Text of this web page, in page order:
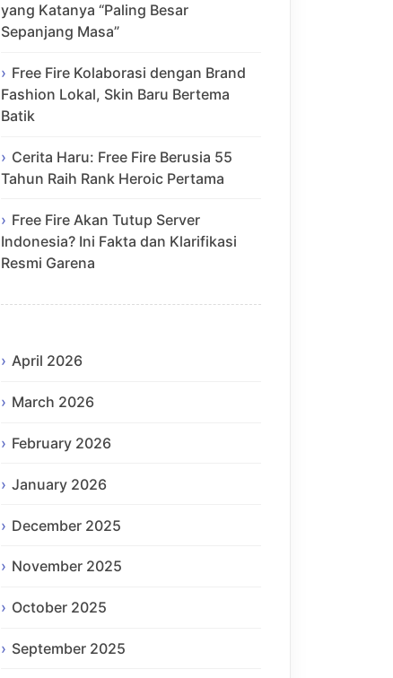
yang Katanya “Paling Besar
Sepanjang Masa”
Free Fire Kolaborasi dengan Brand
Fashion Lokal, Skin Baru Bertema
Batik
Cerita Haru: Free Fire Berusia 55
Tahun Raih Rank Heroic Pertama
Free Fire Akan Tutup Server
Indonesia? Ini Fakta dan Klarifikasi
Resmi Garena
April 2026
March 2026
February 2026
January 2026
December 2025
November 2025
October 2025
September 2025